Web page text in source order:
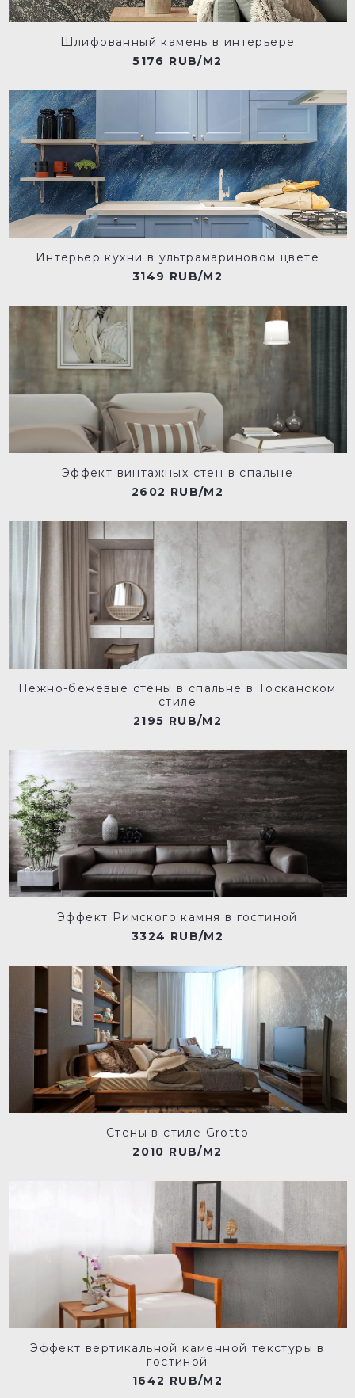
Шлифованный камень в интерьере
5176 RUB/M2
Интерьер кухни в ультрамариновом цвете
3149 RUB/M2
Эффект винтажных стен в спальне
2602 RUB/M2
Нежно-бежевые стены в спальне в Тосканском
стиле
2195 RUB/M2
Эффект Римского камня в гостиной
3324 RUB/M2
Стены в стиле Grotto
2010 RUB/M2
Эффект вертикальной каменной текстуры в
гостиной
1642 RUB/M2